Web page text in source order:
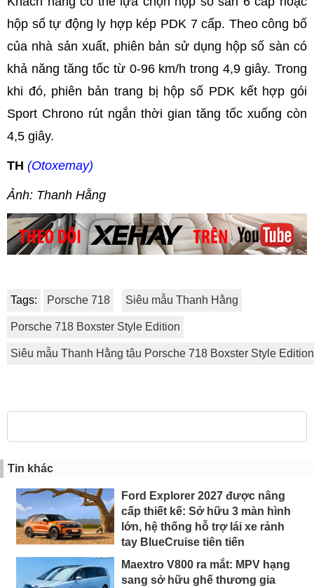
hộp số tự động ly hợp kép PDK 7 cấp. Theo công bố
của nhà sản xuất, phiên bản sử dụng hộp số sàn có
khả năng tăng tốc từ 0-96 km/h trong 4,9 giây. Trong
khi đó, phiên bản trang bị hộp số PDK kết hợp gói
Sport Chrono rút ngắn thời gian tăng tốc xuống còn
4,5 giây.
TH (Otoxemay)
Ảnh: Thanh Hằng
Tags: Porsche 718 Siêu mẫu Thanh Hằng
Porsche 718 Boxster Style Edition
Siêu mẫu Thanh Hằng tậu Porsche 718 Boxster Style Edition
Tin khác
Ford Explorer 2027 được nâng
cấp thiết kế: Sở hữu 3 màn hình
lớn, hệ thống hỗ trợ lái xe rảnh
tay BlueCruise tiên tiến
Maextro V800 ra mắt: MPV hạng
sang sở hữu ghế thương gia